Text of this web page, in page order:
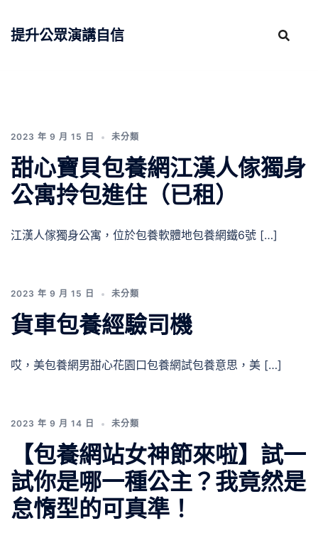
提升公眾演講自信
2023 年 9 月 15 日 未分類
甜心寶貝包養網江漢人傢獨身
公寓拎包進住（已租）
江漢人傢獨身公寓，位於包養軟體地包養網鐵6號 […]
2023 年 9 月 15 日 未分類
貨車包養經驗司機
哎，美包養網男甜心花園口包養網試包養意思，美 […]
2023 年 9 月 14 日 未分類
【包養網站女神節來啦】試一
試你是哪一種公主？我竟然是
怠惰型的可真準！